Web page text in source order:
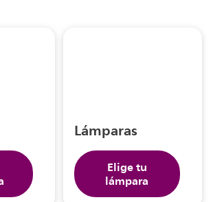
Lámparas
Elige tu
lámpara